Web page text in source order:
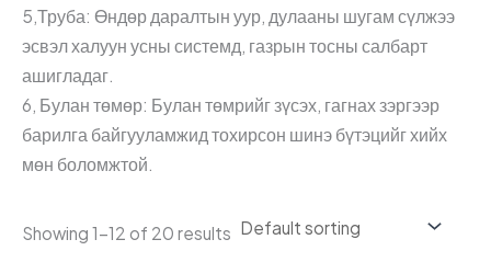
5,Труба: Өндөр даралтын уур, дулааны шугам сүлжээ
эсвэл халуун усны системд, газрын тосны салбарт
ашигладаг.
6, Булан төмөр: Булан төмрийг зүсэх, гагнах зэргээр
барилга байгууламжид тохирсон шинэ бүтэцийг хийх
мөн боломжтой.
Showing 1–12 of 20 results